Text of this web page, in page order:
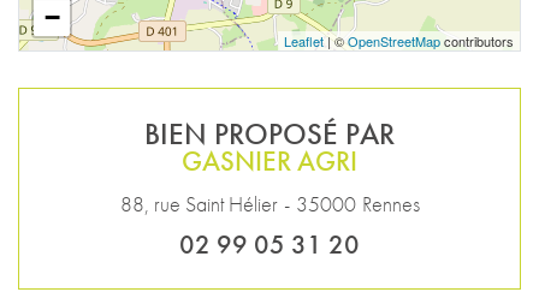
−
Leaflet| ©OpenStreetMapcontributors
BIEN PROPOSÉ PAR
GASNIER AGRI
88, rue Saint Hélier - 35000 Rennes
02 99 05 31 20